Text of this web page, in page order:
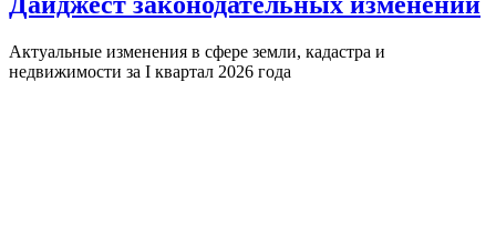
Актуальные изменения в сфере земли, кадастра и
недвижимости за I квартал 2026 года